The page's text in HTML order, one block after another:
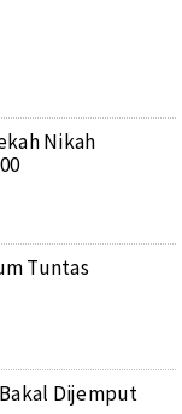
Nikah
Tuntas
Dijemput